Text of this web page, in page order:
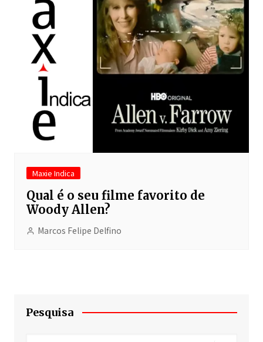
Maxie Indica
Qual é o seu filme favorito de
Woody Allen?
Marcos Felipe Delfino
Pesquisa